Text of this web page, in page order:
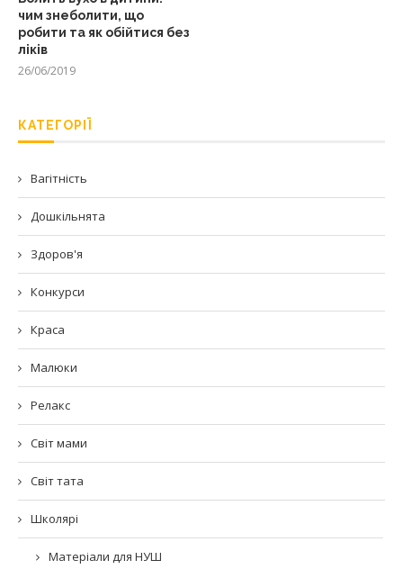
чим знеболити, що
робити та як обійтися без
ліків
26/06/2019
КАТЕГОРІЇ
Вагітність
Дошкільнята
Здоров'я
Конкурси
Краса
Малюки
Релакс
Світ мами
Світ тата
Школярі
Матеріали для НУШ